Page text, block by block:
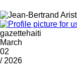
gazettehaiti
March
02
/ 2026